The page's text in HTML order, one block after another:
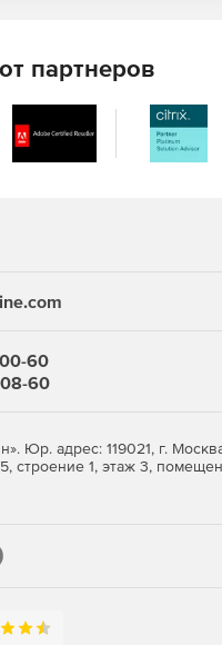
ключей.
крипто-провайдера (для
целевого программного
СПДС «ПОСТ»).
загрузки сетевых
управляемых VPN-
партнеров
60
60
Юр. адрес: 119021, г.
строение 1, этаж 3,